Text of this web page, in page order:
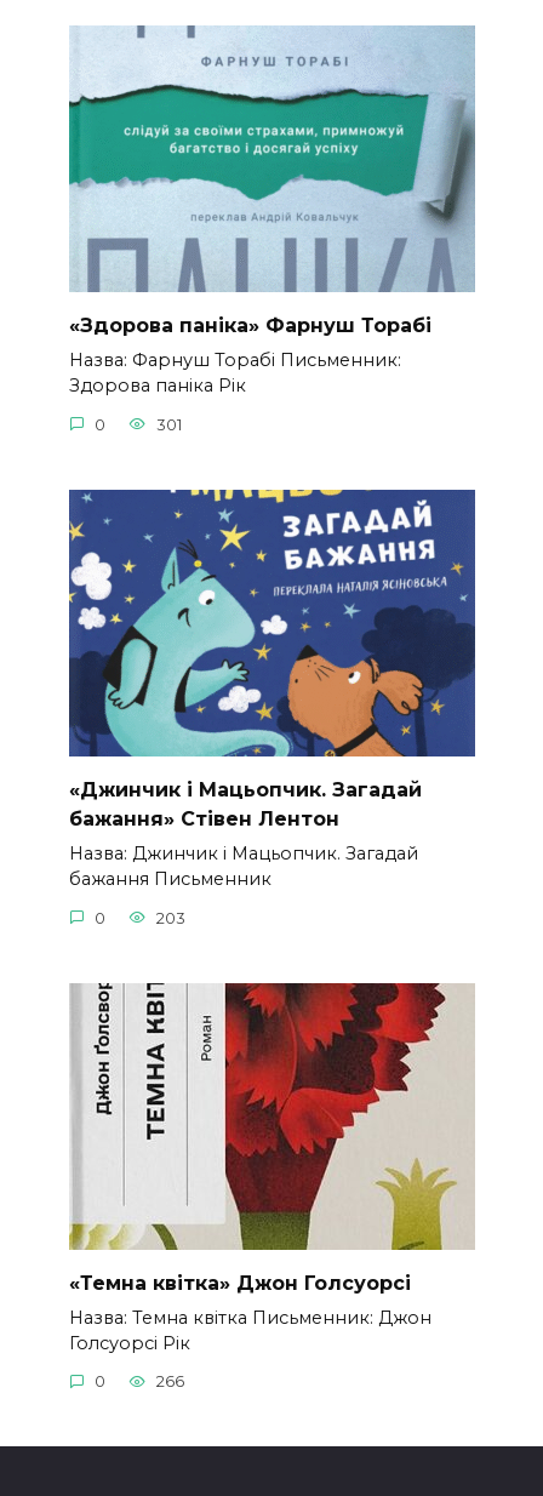
«Здорова паніка» Фарнуш Торабі
Назва: Фарнуш Торабі Письменник:
Здорова паніка Рік
0 301
«Джинчик і Мацьопчик. Загадай
бажання» Стівен Лентон
Назва: Джинчик і Мацьопчик. Загадай
бажання Письменник
0 203
«Темна квітка» Джон Голсуорсі
Назва: Темна квітка Письменник: Джон
Голсуорсі Рік
0 266